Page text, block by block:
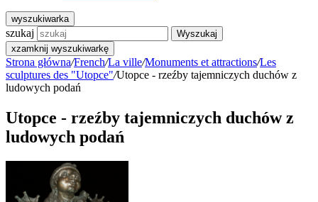
wyszukiwarka
szukaj
Wyszukaj
xzamknij wyszukiwarkę
Strona główna/French/La ville/Monuments et attractions/Les
sculptures des "Utopce"/Utopce - rzeźby tajemniczych duchów z
ludowych podań
Utopce - rzeźby tajemniczych duchów z
ludowych podań